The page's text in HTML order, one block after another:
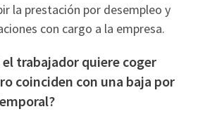
la prestación por desempleo y
con cargo a la empresa.
el trabajador quiere coger
coinciden con una baja por